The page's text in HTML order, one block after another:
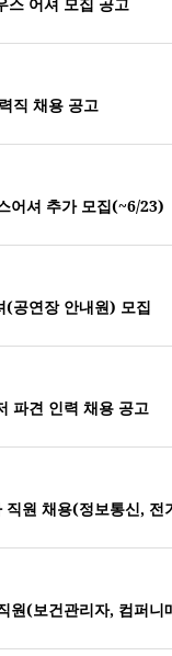
직 채용 공고
어셔 추가 모집(~6/23)
공연장 안내원) 모집
파견 인력 채용 공고
원 채용(정보통신,
원(보건관리자, 컴퍼